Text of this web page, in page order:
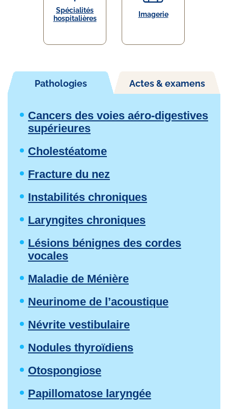
Spécialités
hospitalières
Imagerie
Pathologies Actes & examens
Cancers des voies aéro-digestives
supérieures
Cholestéatome
Fracture du nez
Instabilités chroniques
Laryngites chroniques
Lésions bénignes des cordes
vocales
Maladie de Ménière
Neurinome de l’acoustique
Névrite vestibulaire
Nodules thyroïdiens
Otospongiose
Papillomatose laryngée